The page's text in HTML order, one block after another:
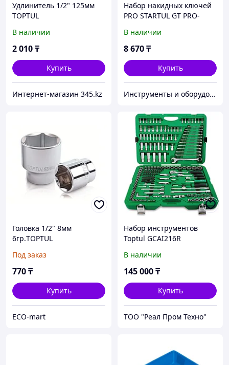
Удлинитель 1/2" 125мм
TOPTUL
В наличии
2 010₸
Купить
Интернет-магазин 345.kz
Набор накидных ключей
PRO STARTUL GT PRO-
В наличии
8 670₸
Купить
Инструменты и оборудование StellarTrade
Головка 1/2" 8мм
6гр.TOPTUL
Под заказ
770₸
Купить
ECO-mart
Набор инструментов
Toptul GCAI216R
В наличии
145 000₸
Купить
ТОО "Реал Пром Техно"